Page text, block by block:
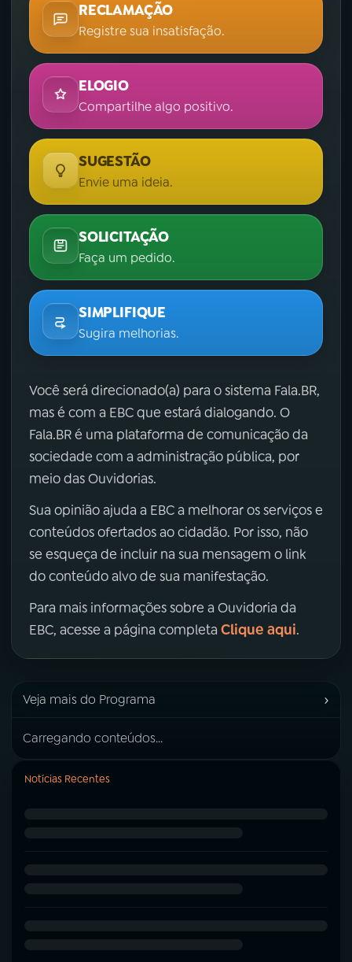
RECLAMAÇÃO
Registre sua insatisfação.
ELOGIO
Compartilhe algo positivo.
SUGESTÃO
Envie uma ideia.
SOLICITAÇÃO
Faça um pedido.
SIMPLIFIQUE
Sugira melhorias.
Você será direcionado(a) para o sistema Fala.BR,
mas é com a EBC que estará dialogando. O
Fala.BR é uma plataforma de comunicação da
sociedade com a administração pública, por
meio das Ouvidorias.
Sua opinião ajuda a EBC a melhorar os serviços e
conteúdos ofertados ao cidadão. Por isso, não
se esqueça de incluir na sua mensagem o link
do conteúdo alvo de sua manifestação.
Para mais informações sobre a Ouvidoria da
EBC, acesse a página completa Clique aqui.
Veja mais do Programa ›
Carregando conteúdos...
Notícias Recentes